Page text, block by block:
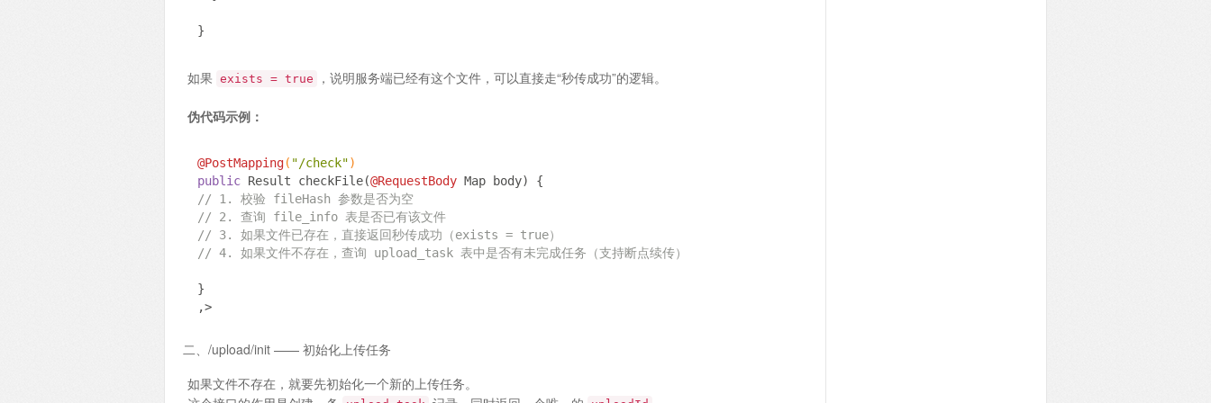
}
如果 exists = true ，说明服务端已经有这个文件，可以直接走“秒传成功”的逻辑。
伪代码示例：
@PostMapping( "/check")
public Result checkFile(@RequestBody Map body) {
// 1. 校验 fileHash 参数是否为空
// 2. 查询 file_info 表是否已有该文件
// 3. 如果文件已存在，直接返回秒传成功（exists = true）
// 4. 如果文件不存在，查询 upload_task 表中是否有未完成任务（支持断点续传）
}
,>
二、/upload/init —— 初始化上传任务
如果文件不存在，就要先初始化一个新的上传任务。